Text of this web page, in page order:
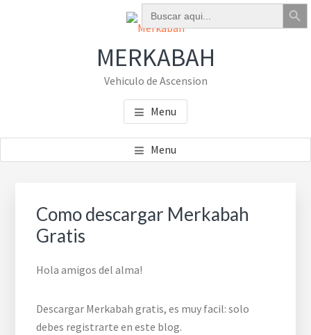
Buscar: Botón de
MERKABAH
Vehiculo de Ascension
Menu
Menu
Como descargar Merkabah
Gratis
Hola amigos del alma!
Descargar Merkabah gratis, es muy facil: solo
debes registrarte en este blog.
Sidebar